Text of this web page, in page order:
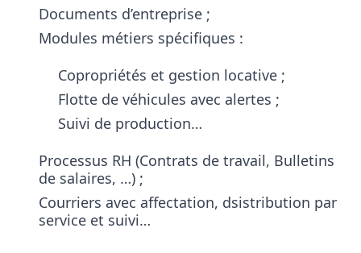
Documents d’entreprise ;
Modules métiers spécifiques :
Copropriétés et gestion locative ;
Flotte de véhicules avec alertes ;
Suivi de production…
Processus RH (Contrats de travail, Bulletins
de salaires, …) ;
Courriers avec affectation, dsistribution par
service et suivi…